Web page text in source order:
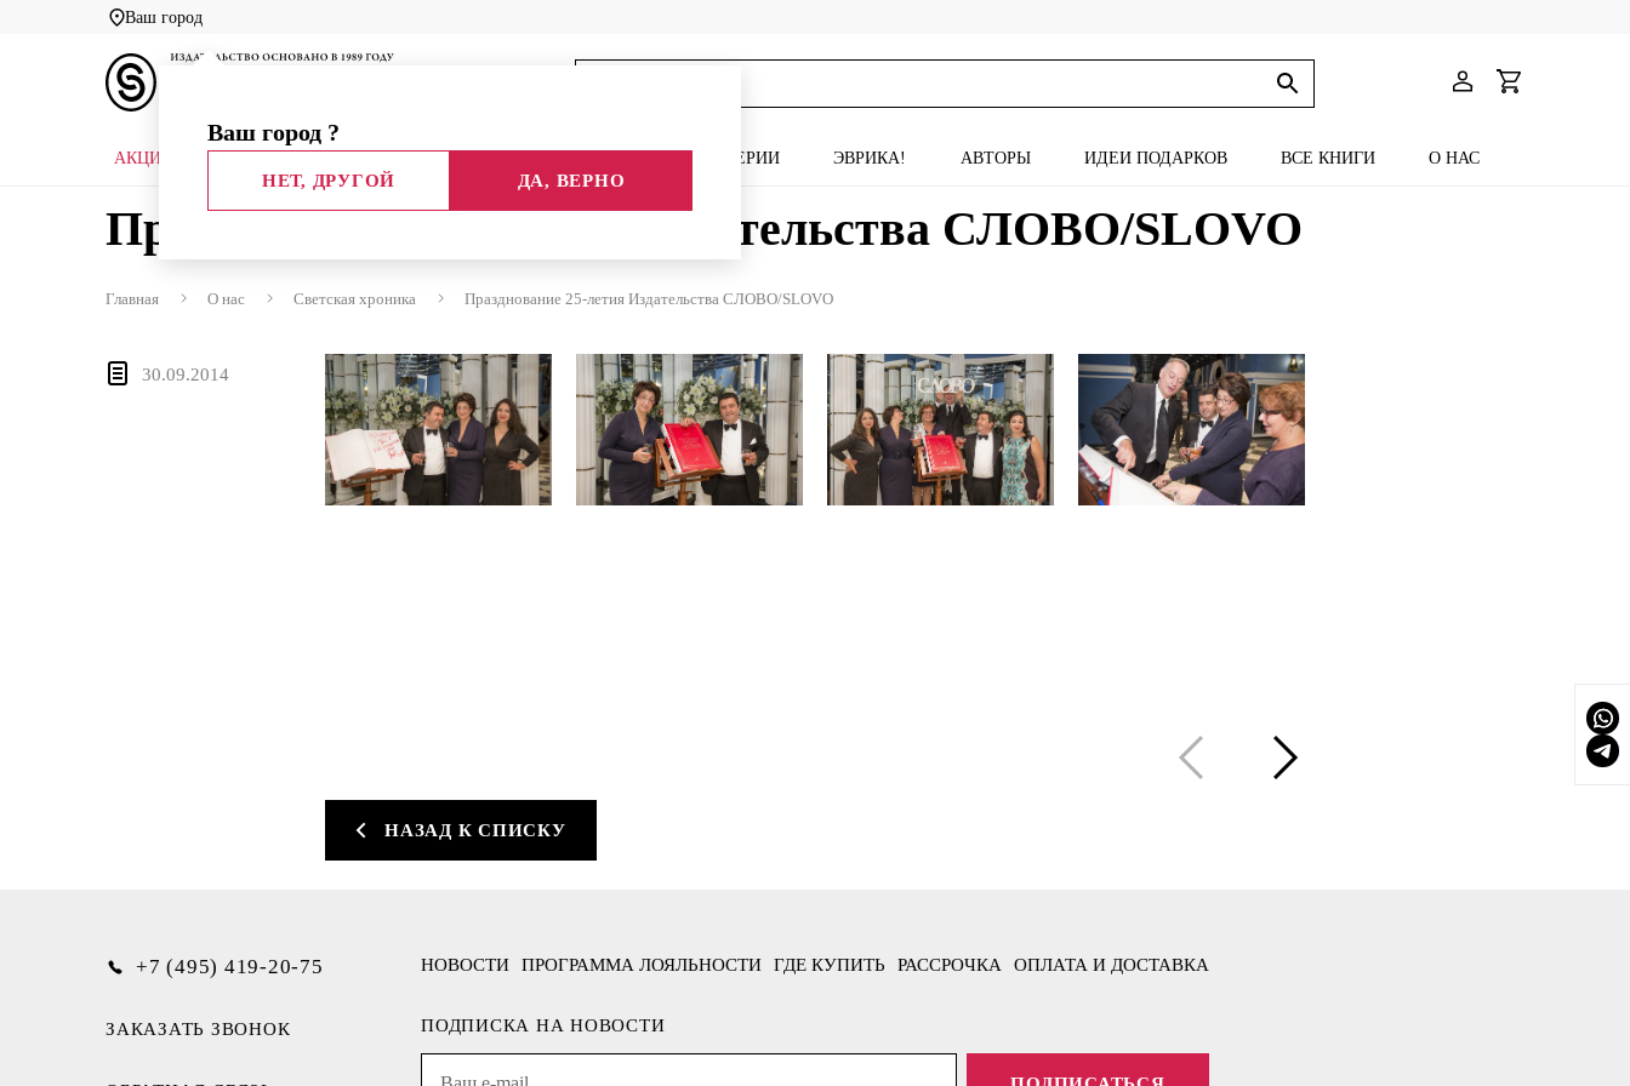
Ваш город
Ваш город ?
НЕТ, ДРУГОЙ ДА, ВЕРНО
АКЦИИ СЕРИИ ЭВРИКА! АВТОРЫ ИДЕИ ПОДАРКОВ ВСЕ КНИГИ О НАС
Празднование 25-летия Издательства СЛОВО/SLOVO
Главная О нас Светская хроника Празднование 25-летия Издательства СЛОВО/SLOVO
30.09.2014
НАЗАД К СПИСКУ
НОВОСТИ ПРОГРАММА ЛОЯЛЬНОСТИ ГДЕ КУПИТЬ РАССРОЧКА ОПЛАТА И ДОСТАВКА
ПОДПИСКА НА НОВОСТИ
+7 (495) 419-20-75
ЗАКАЗАТЬ ЗВОНОК